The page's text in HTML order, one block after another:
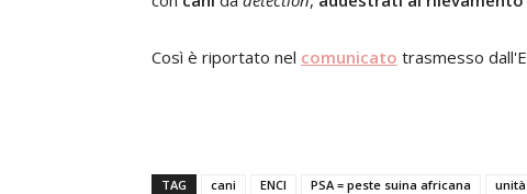
Così è riportato nel comunicato trasmesso
TAG cani ENCI PSA = peste suina africana